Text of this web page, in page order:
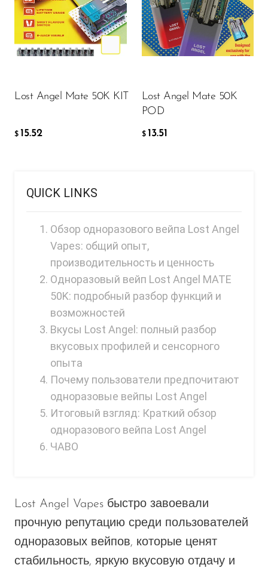
Geek Bar
Glamee
HERO
Hulk Hogan
Hyve
HQD
Ijoy
Juice Head
KangVAPE
Kado Bar
Kartel Vapes
KROS
Lost Angel
Lucid Charge
Luffbar
Memers
Lost Angel Mate 50K KIT
$ 15.52
$15.52
Lost Angel Mate 50K
POD
$ 13.51
QUICK LINKS
Обзор одноразового вейпа Lost Angel
Vapes: общий опыт,
производительность и ценность
Одноразовый вейп Lost Angel MATE
50K: подробный разбор функций и
возможностей
Вкусы Lost Angel: полный разбор
вкусовых профилей и сенсорного
опыта
Почему пользователи предпочитают
одноразовые вейпы Lost Angel
Итоговый взгляд: Краткий обзор
одноразового вейпа Lost Angel
ЧАВО
Lost Angel Vapes быстро завоевали
прочную репутацию среди пользователей
одноразовых вейпов, которые ценят
стабильность, яркую вкусовую отдачу и